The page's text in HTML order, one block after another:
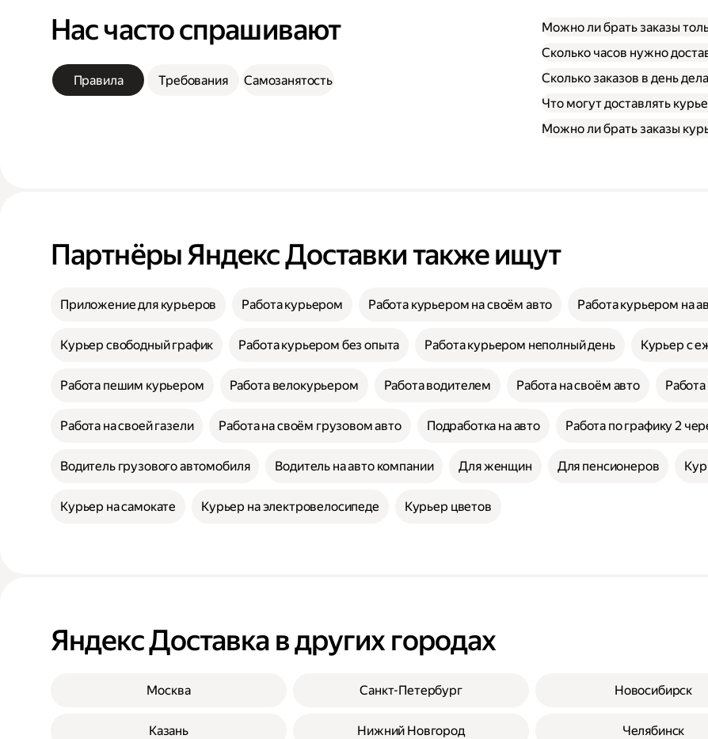
Нас часто спрашивают
Правила Требования Самозанятость
Можно ли брать заказы
Сколько часов нужно
Сколько заказов в день
Что могут доставлять
Можно ли брать заказы
Партнёры Яндекс Доставки также ищут
Приложение для курьеров Работа курьером Работа курьером на своём авто Работа курьером на
Курьер свободный график Работа курьером без опыта Работа курьером неполный день Курьер с
Работа пешим курьером Работа велокурьером Работа водителем Работа на своём авто
Работа на своей газели Работа на своём грузовом авто Подработка на авто Работа по графику 2
Водитель грузового автомобиля Водитель на авто компании Для женщин Для пенсионеров
Курьер на самокате Курьер на электровелосипеде Курьер цветов
Яндекс Доставка в других городах
Москва Санкт-Петербург Новосибирск
Казань Нижний Новгород Челябинск